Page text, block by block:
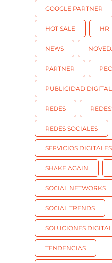
GOOGLE PARTNER
HOT SALE HR
NEWS
PARTNER
PUBLICIDAD DIGITAL
REDES
REDES SOCIALES
SERVICIOS DIGITALES
SHAKE AGAIN
SOCIAL NETWORKS
SOCIAL TRENDS
SOLUCIONES
TENDENCIAS